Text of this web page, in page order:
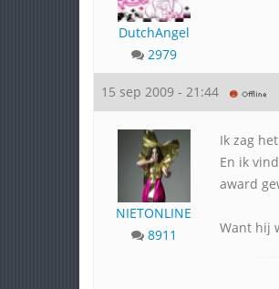
DutchAngel
2979
15 sep 2009 - 21:44
NIETONLINE
8911
Ik zag
En ik
award
Want hij